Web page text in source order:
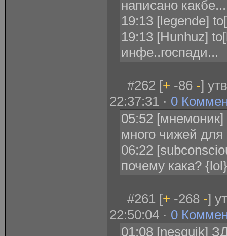
написано
19:13 [legende]
19:13 [Hunhuz]
инфе..госпади...
#262 [+ -86 -]
22:37:31 · 0
05:52 [мнемоник]
много чижей для
06:22
почему кака? {lol}
#261 [+ -268 -]
22:50:04 · 0
01:08 [nesquik]